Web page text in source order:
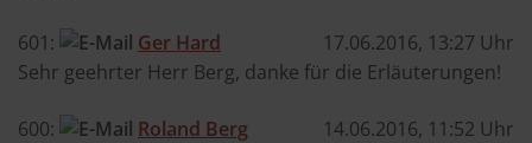
601: Ger Hard
17.06.2016, 13:27 Uhr
Sehr geehrter Herr Berg, danke für die Erläuterungen!
600: Roland Berg
14.06.2016, 11:52 Uhr